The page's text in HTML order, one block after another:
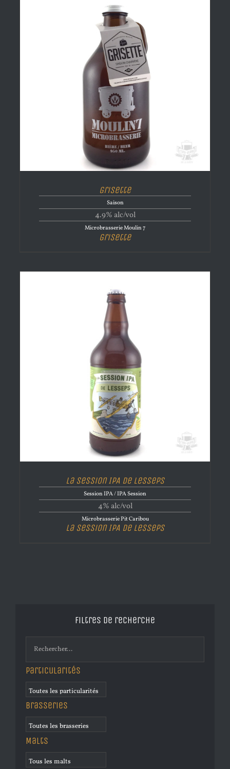
Grisette
Saison
4.9% alc/vol
Microbrasserie Moulin 7
Grisette
La Session IPA de Lesseps
Session IPA / IPA Session
4% alc/vol
Microbrasserie Pit Caribou
La Session IPA de Lesseps
Filtres de recherche
Particularités
Brasseries
Malts